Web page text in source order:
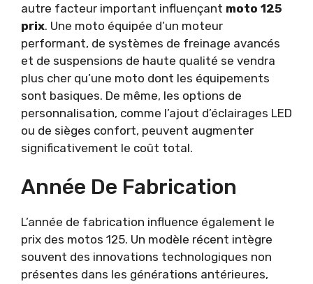
autre facteur important influençant moto 125
prix. Une moto équipée d’un moteur
performant, de systèmes de freinage avancés
et de suspensions de haute qualité se vendra
plus cher qu’une moto dont les équipements
sont basiques. De même, les options de
personnalisation, comme l’ajout d’éclairages LED
ou de sièges confort, peuvent augmenter
significativement le coût total.
Année De Fabrication
L’année de fabrication influence également le
prix des motos 125. Un modèle récent intègre
souvent des innovations technologiques non
présentes dans les générations antérieures,